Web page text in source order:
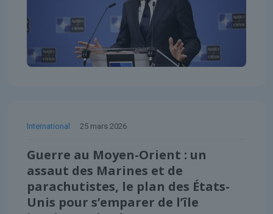
International 25 mars 2026
Guerre au Moyen-Orient : un
assaut des Marines et de
parachutistes, le plan des États-
Unis pour s’emparer de l’île